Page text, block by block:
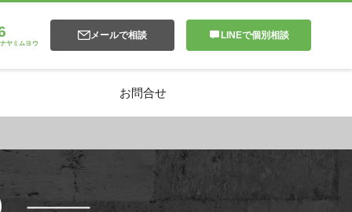
ナヤミムヨウ
メールで相談 LINEで個別相談
お問合せ